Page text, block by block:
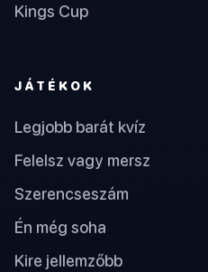
Kings Cup
JÁTÉKOK
Legjobb barát kvíz
Felelsz vagy mersz
Szerencseszám
Én még soha
Kire jellemzőbb